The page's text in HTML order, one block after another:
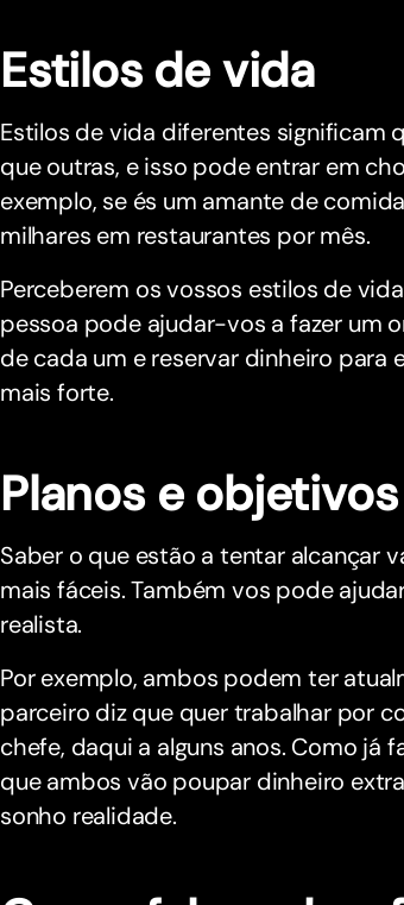
‍Estilos de vida
Estilos de vida diferentes significam
que outras, e isso pode entrar em
exemplo, se és um amante de
milhares em restaurantes por mês.
Perceberem os vossos estilos de
pessoa pode ajudar-vos a fazer um
de cada um e reservar dinheiro para
mais forte.
Planos e
Saber o que estão a tentar alcançar
mais fáceis. Também vos pode
realista.
Por exemplo, ambos podem ter
parceiro diz que quer trabalhar por
chefe, daqui a alguns anos. Como já
que ambos vão poupar dinheiro
sonho realidade.